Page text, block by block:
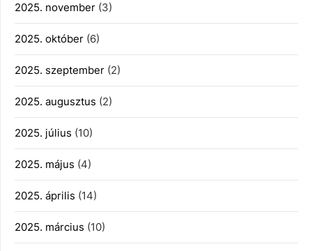
2025. november (3)
2025. október (6)
2025. szeptember (2)
2025. augusztus (2)
2025. július (10)
2025. május (4)
2025. április (14)
2025. március (10)